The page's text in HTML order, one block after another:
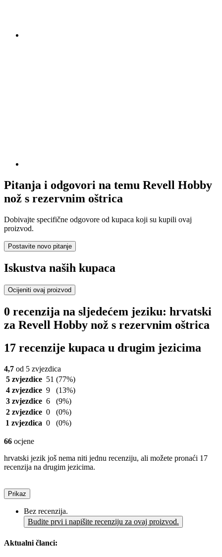
Pitanja i odgovori na temu Revell Hobby
nož s rezervnim oštrica
Dobivajte specifične odgovore od kupaca koji su kupili ovaj
proizvod.
Postavite novo pitanje
Iskustva naših kupaca
Ocijeniti ovaj proizvod
0 recenzija na sljedećem jeziku: hrvatski
za Revell Hobby nož s rezervnim oštrica
17 recenzije kupaca u drugim jezicima
4,7 od 5 zvjezdica
5 zvjezdice 51 (77%)
4 zvjezdice 9
(13%)
3 zvjezdice 6
(9%)
2 zvjezdice 0
(0%)
1 zvjezdica 0 (0%)
66 ocjene
hrvatski jezik još nema niti jednu recenziju, ali možete pronaći 17
recenzija na drugim jezicima.
Prikaz
Bez recenzija.
Budite prvi i napišite recenziju za ovaj proizvod.
Aktualni članci: